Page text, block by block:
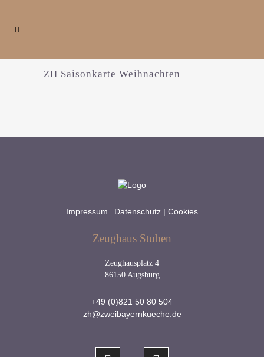
ZH Saisonkarte Weihnachten
Impressum Datenschutz | Cookies
Zeughaus Stuben
Zeughausplatz 4
86150 Augsburg
+49 (0)821 50 80 504
zh@zweibayernkueche.de